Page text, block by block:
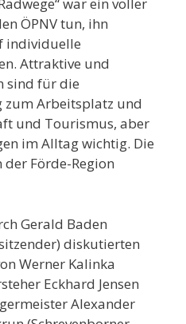
war ein voller
ÖPNV tun, ihn
individuelle
Attraktive und
sind für die
zum Arbeitsplatz und
und Tourismus, aber
im Alltag wichtig. Die
der Förde-Region
Gerald Baden
diskutierten
Werner Kalinka
Eckhard Jensen
Alexander